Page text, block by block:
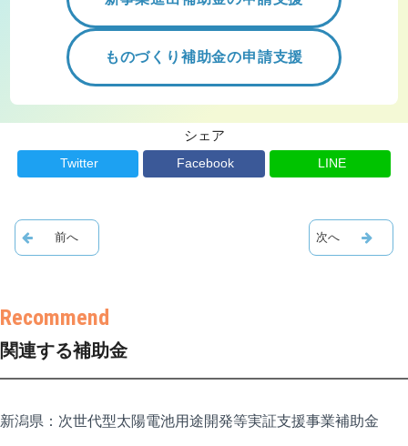
ものづくり補助金の申請支援
シェア
Twitter Facebook LINE
関連する補助金
新潟県：次世代型太陽電池用途開発等実証支援事業補助金